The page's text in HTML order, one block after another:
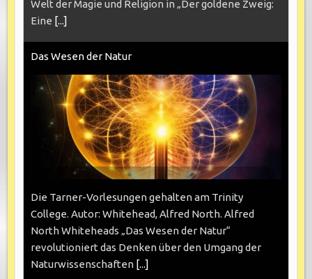
Welt der Magie und Religion in „Der goldene Zweig:
Eine [...]
Das Wesen der Natur
Die Tarner-Vorlesungen gehalten am Trinity
College. Autor: Whitehead, Alfred North. Alfred
North Whiteheads „Das Wesen der Natur“
revolutioniert das Denken über den Umgang der
Naturwissenschaften [...]